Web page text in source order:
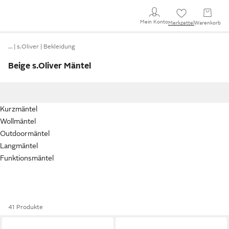
Mein KontoMerkzettel Warenkorb
… s.Oliver Bekleidung
Beige s.Oliver Mäntel
Kurzmäntel
Wollmäntel
Outdoormäntel
Langmäntel
Funktionsmäntel
41 Produkte